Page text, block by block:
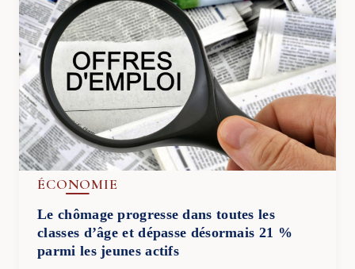
ÉCONOMIE
Le chômage progresse dans toutes les
classes d’âge et dépasse désormais 21 %
parmi les jeunes actifs